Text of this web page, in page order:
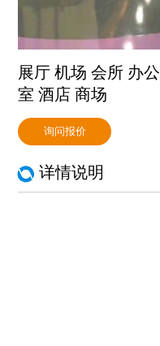
展厅 机场 会所 办公
室 酒店 商场
询问报价
详情说明